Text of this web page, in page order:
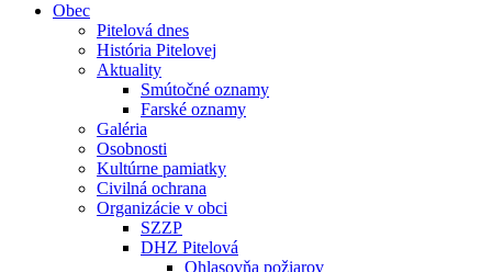
Obec
Pitelová dnes
História Pitelovej
Aktuality
Smútočné oznamy
Farské oznamy
Galéria
Osobnosti
Kultúrne pamiatky
Civilná ochrana
Organizácie v obci
SZZP
DHZ Pitelová
Ohlasovňa požiarov